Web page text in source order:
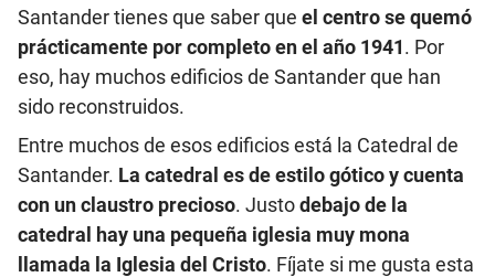
Santander tienes que saber que el centro se quemó
prácticamente por completo en el año 1941. Por
eso, hay muchos edificios de Santander que han
sido reconstruidos.
Entre muchos de esos edificios está la Catedral de
Santander. La catedral es de estilo gótico y cuenta
con un claustro precioso. Justodebajo de la
catedral hay una pequeña iglesia muy mona
llamada la Iglesia del Cristo. Fíjate si me gusta esta